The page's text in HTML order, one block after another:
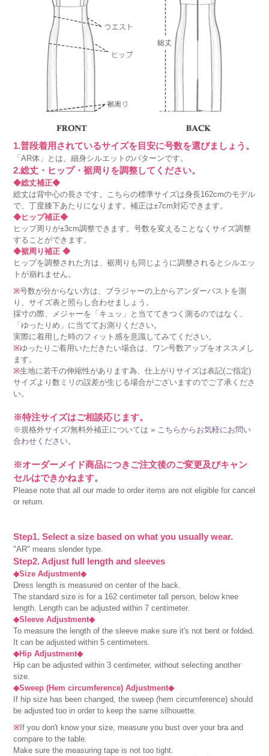
1.普段着用されているサイズを目安に号数を選びましょう。
「AR体」とは、細身シルエットのパターンです。
2.総丈・ヒップ・裾周りを調整してください。
◆総丈補正◆
総丈は背中心の長さです。こちらの標準サイズは身長162cmのモデル
で、丁度膝下あたりになります。補正は±7cm対応できます。
◆ヒップ補正◆
ヒップ周りが±3cm調整できます。号数を変えることなくサイズ調整
することができます。
◆裾周り補正 ◆
ヒップを調整された方は、裾周りも同じように調整されるとシルエッ
トが崩れません。
※号数が分からない方は、ブラジャーの上からアンダーバストを測
り、サイズ表と照らし合わせましょう。
採寸の際、メジャーを「キュッ」と当ててきつく測るのではなく、
「ゆったりめ」に当ててお測りください。
実際に着用した時のフィット感を意識してみてください。
※ゆったりご着用いただきたい場合は、ワン号数アップをオススメし
ます。
※生地に若干の伸縮性があります為、仕上がりサイズは表記(ご指定)
サイズより数ミリの誤差が生じる場合がございますのでご了承くださ
い。
※特注サイズはご相談応じます。
※規格外サイズ/無料外補正については » こちらからお気軽にお問い
合わせください。
※オーダーメイド商品につきご注文後のご変更及びキャン
セルはできかねます。
Please note that all our made to order items are not eligible for cancel
or return.
Step1. Select a size based on what you usually wear.
"AR" means slender type.
Step2. Adjust full length and sleeves
◆Size Adjustment◆
Dress length is measured on center of the back.
The standard size is for a 162 centimeter tall person, below knee
length. Length can be adjusted within 7 centimeter.
◆Sleeve Adjustment◆
To measure the length of the sleeve make sure it's not bent or folded.
It can be adjusted within 5 centimeters.
◆Hip Adjustment◆
Hip can be adjusted within 3 centimeter, without selecting another
size.
◆Sweep (Hem circumference) Adjustment◆
If hip size has been changed, the sweep (hem circumference) should
be adjusted too in order to keep the same silhouette.
※ If you don't know your size, measure you bust over your bra and
compare to the table.
Make sure the measuring tape is not too tight.